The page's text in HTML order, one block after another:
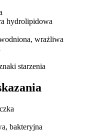
hydrolipidowa
wrażliwa
starzenia
bakteryjna